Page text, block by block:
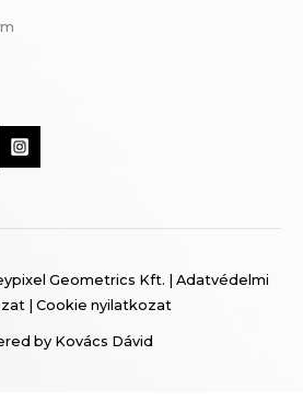
Geometrics Kft. | Adatvédelmi
| Cookie nyilatkozat
by Kovács Dávid